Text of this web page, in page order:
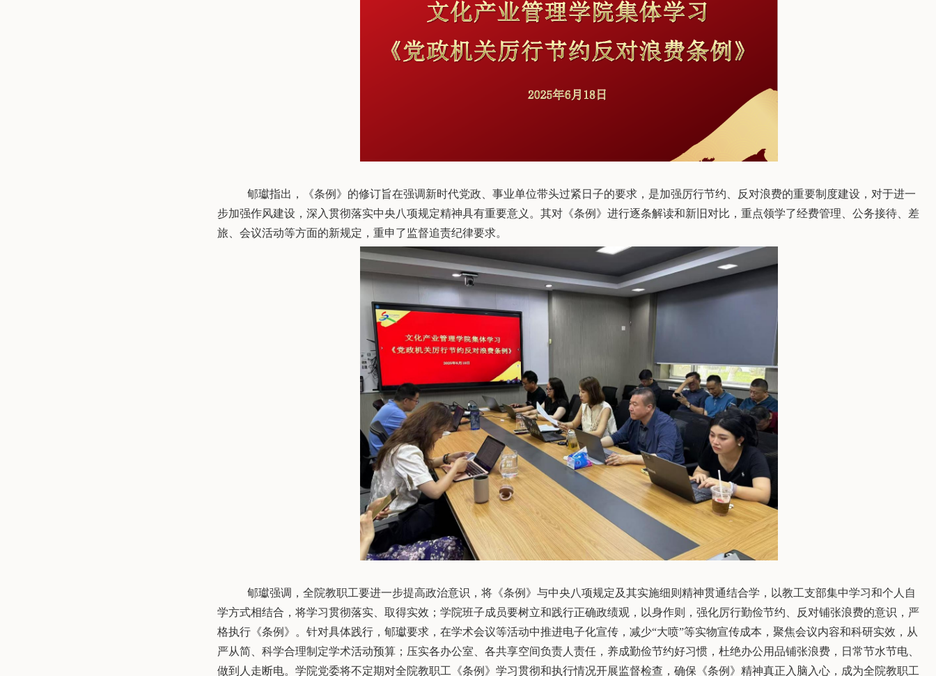
郇瓛指出，《条例》的修订旨在强调新时代党政、事业单位带头过紧日子的要求，是加强厉行节约、反对浪费的重要制度建设，对于进一
步加强作风建设，深入贯彻落实中央八项规定精神具有重要意义。其对《条例》进行逐条解读和新旧对比，重点领学了经费管理、公务接待、差
旅、会议活动等方面的新规定，重申了监督追责纪律要求。
郇瓛强调，全院教职工要进一步提高政治意识，将《条例》与中央八项规定及其实施细则精神贯通结合学，以教工支部集中学习和个人自
学方式相结合，将学习贯彻落实、取得实效；学院班子成员要树立和践行正确政绩观，以身作则，强化厉行勤俭节约、反对铺张浪费的意识，严
格执行《条例》。针对具体践行，郇瓛要求，在学术会议等活动中推进电子化宣传，减少“大喷”等实物宣传成本，聚焦会议内容和科研实效，从
严从简、科学合理制定学术活动预算；压实各办公室、各共享空间负责人责任，养成勤俭节约好习惯，杜绝办公用品铺张浪费，日常节水节电、
做到人走断电。学院党委将不定期对全院教职工《条例》学习贯彻和执行情况开展监督检查，确保《条例》精神真正入脑入心，成为全院教职工